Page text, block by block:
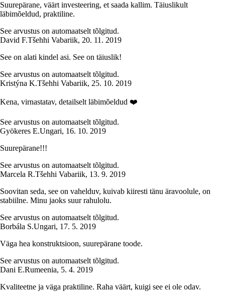
Suurepärane, väärt investeering, et saada kallim. Täiuslikult
läbimõeldud, praktiline.
See arvustus on automaatselt tõlgitud.
David F.Tšehhi Vabariik, 20. 11. 2019
See on alati kindel asi. See on täiuslik!
See arvustus on automaatselt tõlgitud.
Kristýna K.Tšehhi Vabariik, 25. 10. 2019
Kena, virnastatav, detailselt läbimõeldud ❤️
See arvustus on automaatselt tõlgitud.
Gyökeres E.Ungari, 16. 10. 2019
Suurepärane!!!
See arvustus on automaatselt tõlgitud.
Marcela R.Tšehhi Vabariik, 13. 9. 2019
Soovitan seda, see on vahelduv, kuivab kiiresti tänu äravoolule, on
stabiilne. Minu jaoks suur rahulolu.
See arvustus on automaatselt tõlgitud.
Borbála S.Ungari, 17. 5. 2019
Väga hea konstruktsioon, suurepärane toode.
See arvustus on automaatselt tõlgitud.
Dani E.Rumeenia, 5. 4. 2019
Kvaliteetne ja väga praktiline. Raha väärt, kuigi see ei ole odav.